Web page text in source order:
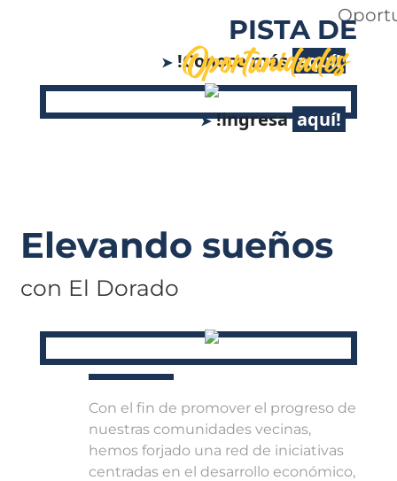
!Conoce más
PISTA DE
Oportunidades
!ingresa
Elevando sueños
con El Dorado
Con el fin de promover el progreso de
nuestras comunidades vecinas,
hemos forjado una red de iniciativas
centradas en el desarrollo económico,